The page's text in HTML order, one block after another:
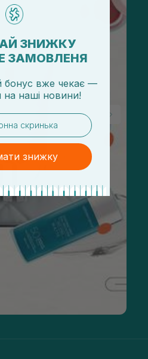
ЗНИЖКУ
ЗАМОВЛЕНЯ
бонус вже чекає —
на наші новини!
знижку